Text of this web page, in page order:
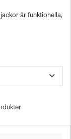
är funktionella,